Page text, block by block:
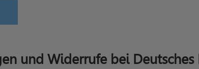
und Widerrufe bei Deutsches